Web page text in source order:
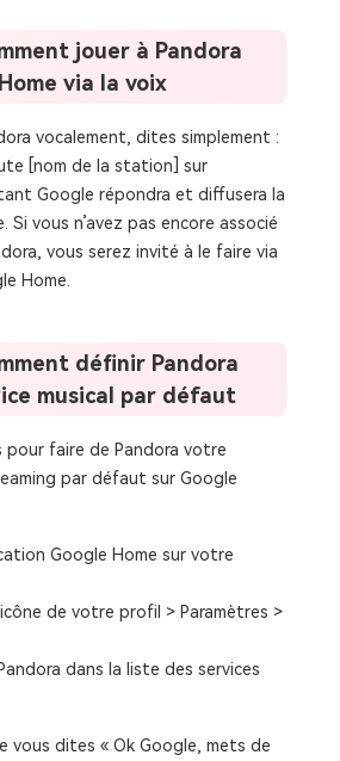
jouer à Pandora
via la voix
vocalement, dites simplement :
[nom de la station] sur
Google répondra et diffusera la
vous n’avez pas encore associé
vous serez invité à le faire via
Home.
définir Pandora
musical par défaut
pour faire de Pandora votre
par défaut sur Google
Google Home sur votre
de votre profil > Paramètres >
dans la liste des services
vous dites « Ok Google, mets de